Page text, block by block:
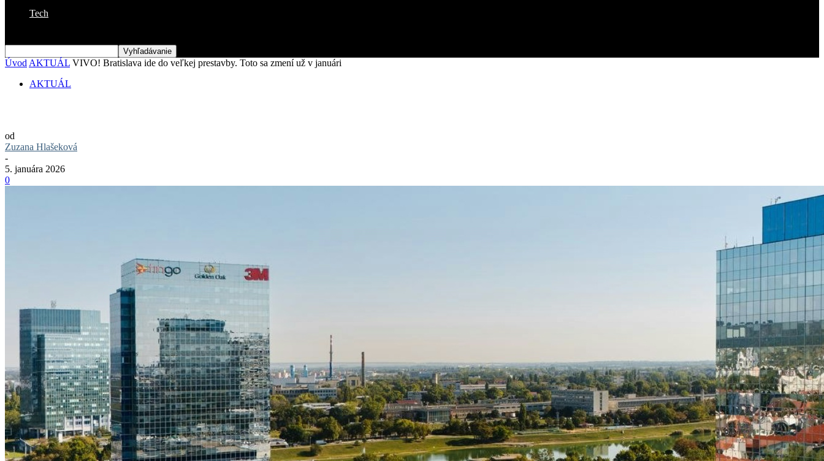
Tech
Úvod AKTUÁL VIVO! Bratislava ide do veľkej prestavby. Toto sa zmení už v januári
AKTUÁL
od
Zuzana Hlašeková
-
5. januára 2026
0